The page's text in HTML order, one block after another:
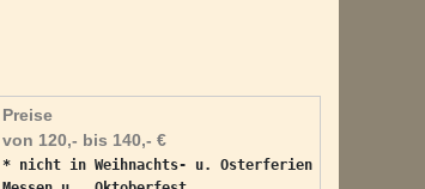
Preise
von 120,- bis 140,- €
* nicht in Weihnachts- u. Osterferien